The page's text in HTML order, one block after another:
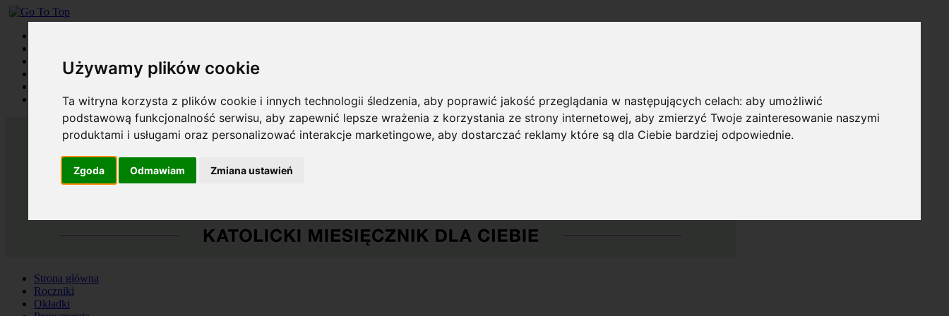
Używamy plików cookie
Ta witryna korzysta z plików cookie i innych technologii śledzenia, aby poprawić jakość przeglądania w następujących celach:aby umożliwić
podstawową funkcjonalność serwisu,aby zapewnić lepsze wrażenia z korzystania ze strony internetowej,aby zmierzyć Twoje zainteresowanie naszymi
produktami i usługami oraz personalizować interakcje marketingowe,aby dostarczać reklamy które są dla Ciebie bardziej odpowiednie.
Zgoda Odmawiam Zmiana ustawień
Okładki
Prenumerata
Szukaj
Strona główna
Roczniki
Okładki